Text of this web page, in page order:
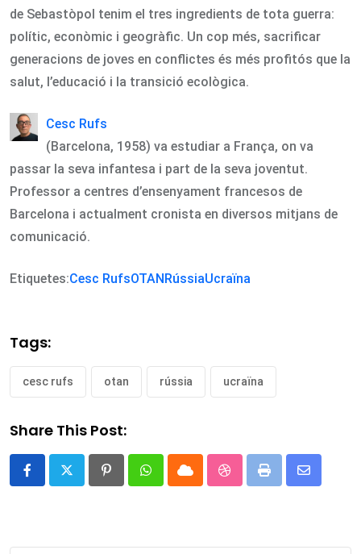
de Sebastòpol tenim el tres ingredients de tota guerra:
polític, econòmic i geogràfic. Un cop més, sacrificar
generacions de joves en conflictes és més profitós que la
salut, l’educació i la transició ecològica.
Cesc Rufs
(Barcelona, 1958) va estudiar a França, on va
passar la seva infantesa i part de la seva joventut.
Professor a centres d’ensenyament francesos de
Barcelona i actualment cronista en diversos mitjans de
comunicació.
Etiquetes:Cesc RufsOTANRússiaUcraïna
Tags:
cesc rufs otan rússia ucraïna
Share This Post:
PinterestWhatsappCloud StumbleUpon
Print
Share